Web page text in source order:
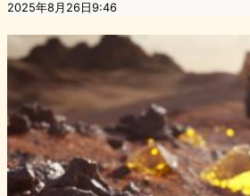
2025年8月26日9:46